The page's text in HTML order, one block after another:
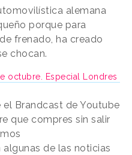
alemana
porque para
frenado, ha creado
chocan.
octubre. Especial Londres
Brandcast de Youtube
que compres sin salir
algunas de las noticias